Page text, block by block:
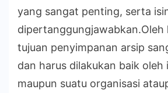
yang sangat penting, serta
dipertanggungjawabkan.Oleh
tujuan penyimpanan arsip
dan harus dilakukan baik oleh
maupun suatu organisasi